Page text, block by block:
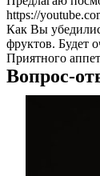
https://
Как Вы
фруктов. Будет
Приятного
Вопрос-